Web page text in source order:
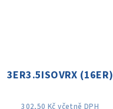
3ER3.5ISOVRX (16ER)
302,50 Kč včetně DPH